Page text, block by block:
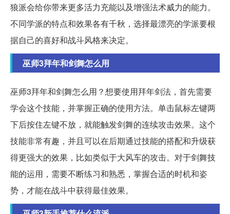
狼派会给你带来更多活力充能以及增强法术威力的能力。
不同学派的特点和效果各有千秋，选择最漂亮的学派要根
据自己的喜好和战斗风格来决定。
巫师3拜年和剑舞怎么用
巫师3拜年和剑舞怎么用？想要使用拜年剑法，首先需要
学会这个技能，并掌握正确的使用方法。单击鼠标左键两
下后按住左键不放，就能触发剑舞的连续攻击效果。这个
技能非常有趣，并且可以在后期通过技能的搭配和升级获
得更强大的效果，比如类似于大风车的攻击。对于剑舞技
能的运用，需要不断练习和熟悉，掌握合适的时机和姿
势，才能在战斗中获得最佳效果。